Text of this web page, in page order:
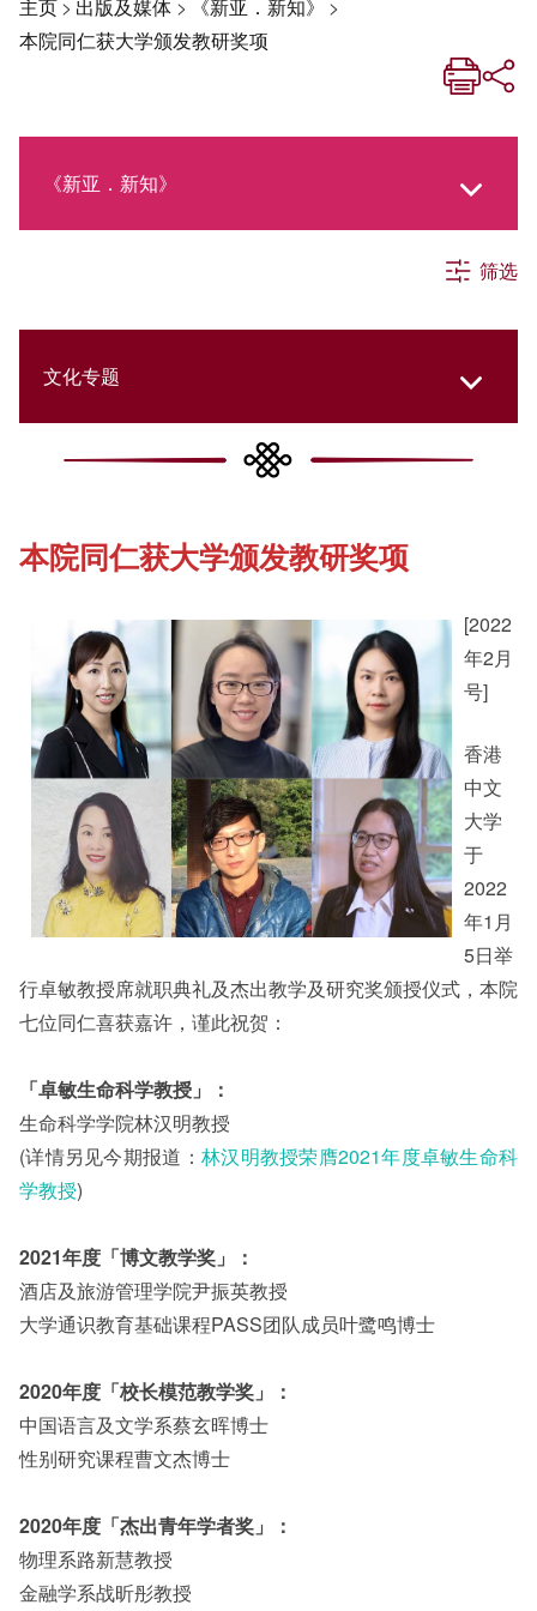
主页> 出版及媒体 > 《新亚．新知》 >
本院同仁获大学颁发教研奖项
《新亚．新知》
社交媒体专栏
《新亚简讯》
《新亚书院概览》
其他书院出版
新亚影集
影片库
筛选
文化专题
College Updates
Student Development
Staff Engagement
Alumni Connections
本院同仁获大学颁发教研奖项
[2022
年2月
号]
香港
中文
大学
于
2022
年1月
5日举
行卓敏教授席就职典礼及杰出教学及研究奖颁授仪式，本院
七位同仁喜获嘉许，谨此祝贺：
「卓敏生命科学教授」：
生命科学学院林汉明教授
(详情另见今期报道： 林汉明教授荣膺2021年度卓敏生命科
学教授)
2021年度「博文教学奖」：
酒店及旅游管理学院尹振英教授
大学通识教育基础课程PASS团队成员叶鹭鸣博士
2020年度「校长模范教学奖」：
中国语言及文学系蔡玄晖博士
性别研究课程曹文杰博士
2020年度「杰出青年学者奖」：
物理系路新慧教授
金融学系战昕彤教授